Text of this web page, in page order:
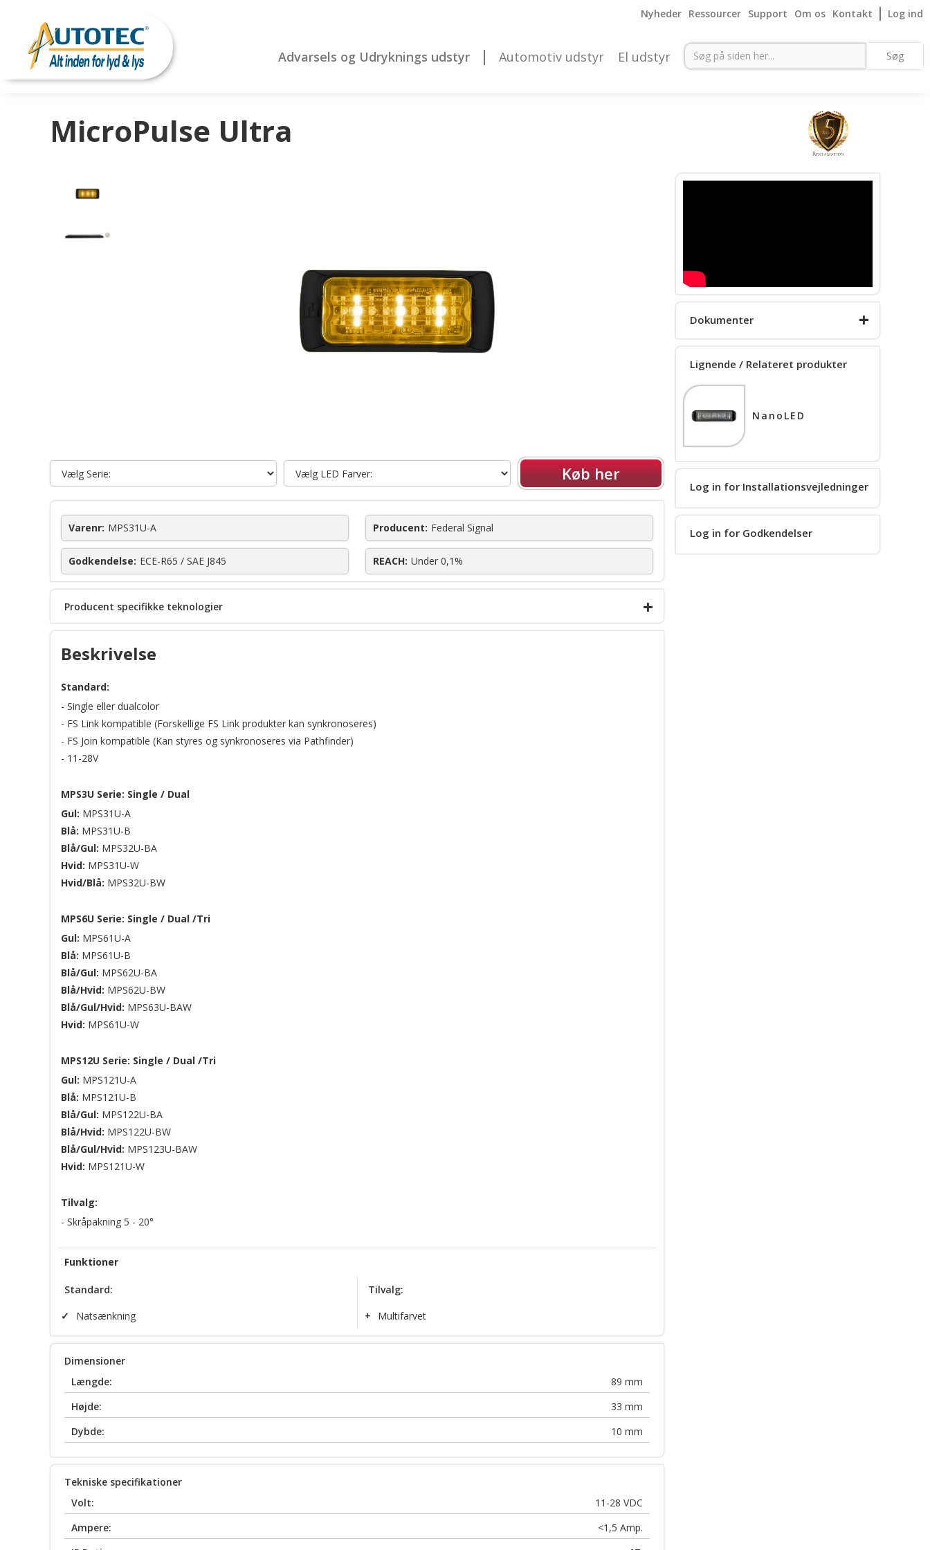
Nyheder Ressourcer Support Om os Kontakt Log ind
Advarsels og Udryknings udstyr Automotiv udstyr El udstyr
MicroPulse Ultra
Køb her
Dokumenter +
Produkt info
Lignende / Relateret produkter
NanoLED
Log in for Installationsvejledninger
Log in for Godkendelser
Varenr: MPS31U-A Producent: Federal Signal
Godkendelse: ECE-R65 / SAE J845 REACH: Under 0,1%
Producent specifikke teknologier +
Beskrivelse
Standard:
- Single eller dualcolor
- FS Link kompatible (Forskellige FS Link produkter kan synkronoseres)
- FS Join kompatible (Kan styres og synkronoseres via Pathfinder)
- 11-28V
MPS3U Serie: Single / Dual
Gul: MPS31U-A
Blå: MPS31U-B
Blå/Gul: MPS32U-BA
Hvid: MPS31U-W
Hvid/Blå: MPS32U-BW
MPS6U Serie: Single / Dual /Tri
Gul: MPS61U-A
Blå: MPS61U-B
Blå/Gul: MPS62U-BA
Blå/Hvid: MPS62U-BW
Blå/Gul/Hvid: MPS63U-BAW
Hvid: MPS61U-W
MPS12U Serie: Single / Dual /Tri
Gul: MPS121U-A
Blå: MPS121U-B
Blå/Gul: MPS122U-BA
Blå/Hvid: MPS122U-BW
Blå/Gul/Hvid: MPS123U-BAW
Hvid: MPS121U-W
Tilvalg:
- Skråpakning 5 - 20°
Funktioner
Standard:
✓
Natsænkning
Tilvalg:
+
Multifarvet
Dimensioner
Længde:
89 mm
Højde:
33 mm
Dybde:
10 mm
Tekniske specifikationer
Volt:
11-28 VDC
Ampere:
<1,5 Amp.